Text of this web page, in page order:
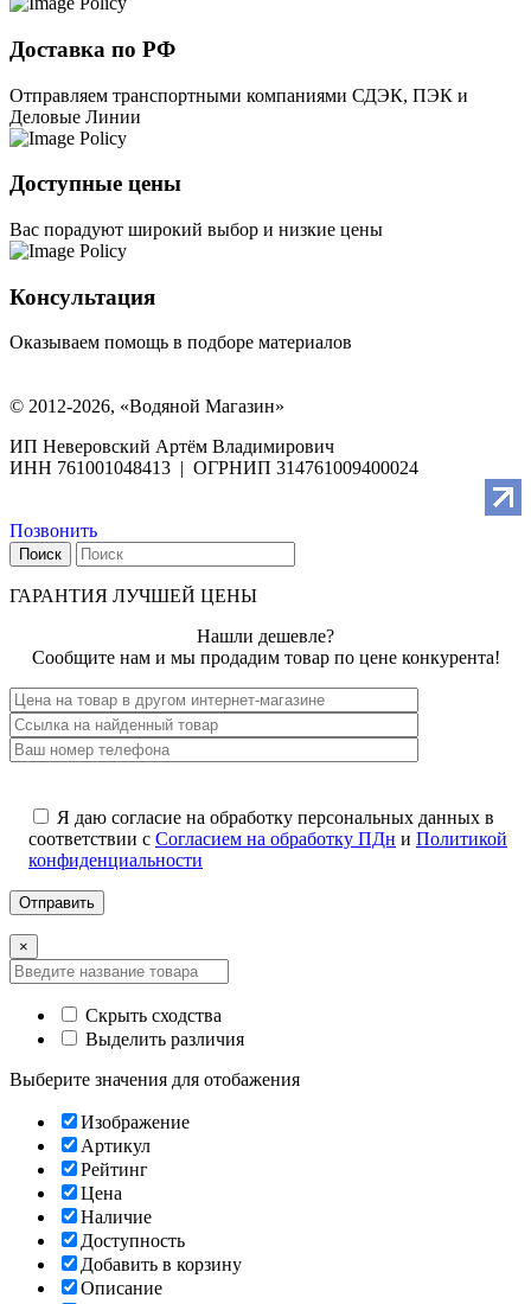
Доставка по РФ
Отправляем транспортными компаниями СДЭК, ПЭК и
Деловые Линии
Доступные цены
Вас порадуют широкий выбор и низкие цены
Консультация
Оказываем помощь в подборе материалов
© 2012-2026, «Водяной Магазин»
ИП Неверовский Артём Владимирович
ИНН 761001048413 | ОГРНИП 314761009400024
Позвонить
Поиск
ГАРАНТИЯ ЛУЧШЕЙ ЦЕНЫ
Нашли дешевле?
Сообщите нам и мы продадим товар по цене конкурента!
Я даю согласие на обработку персональных данных в
соответствии с Согласием на обработку ПДн и Политикой
конфиденциальности
×
Скрыть сходства
Выделить различия
Выберите значения для отобажения
Изображение
Артикул
Рейтинг
Цена
Наличие
Доступность
Добавить в корзину
Описание